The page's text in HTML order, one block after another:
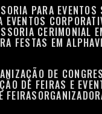
PARA
EVENTOS
CERIMONIAL
FESTAS EM
DE
DE FEIRAS E
FEIRAS